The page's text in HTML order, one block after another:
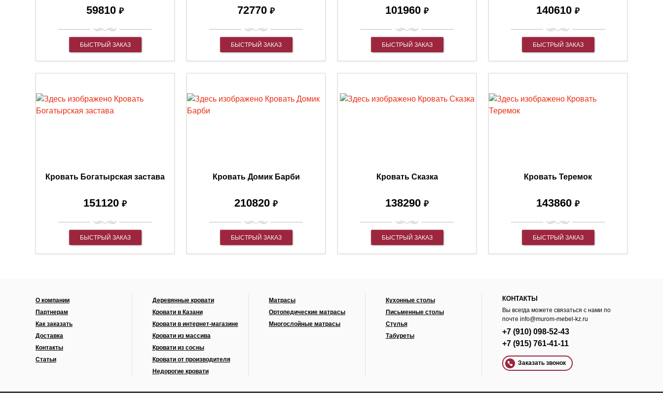
59810 ₽
БЫСТРЫЙ ЗАКАЗ
72770 ₽
БЫСТРЫЙ ЗАКАЗ
101960 ₽
БЫСТРЫЙ ЗАКАЗ
140610 ₽
БЫСТРЫЙ ЗАКАЗ
Кровать Богатырская застава
151120 ₽
БЫСТРЫЙ ЗАКАЗ
Кровать Домик Барби
210820 ₽
БЫСТРЫЙ ЗАКАЗ
Кровать Сказка
138290 ₽
БЫСТРЫЙ ЗАКАЗ
Кровать Теремок
143860 ₽
БЫСТРЫЙ ЗАКАЗ
О компании
Партнерам
Как заказать
Доставка
Контакты
Статьи
Деревянные кровати
Кровати в Казани
Кровати в интернет-магазине
Кровати из массива
Кровати из сосны
Кровати от производителя
Недорогие кровати
Матрасы
Ортопедические матрасы
Многослойные матрасы
Кухонные столы
Письменные столы
Стулья
Табуреты
КОНТАКТЫ
Вы всегда можете связаться с нами по
почте info@murom-mebel-kz.ru
+7 (910) 098-52-43
+7 (915) 761-41-11
Заказать звонок